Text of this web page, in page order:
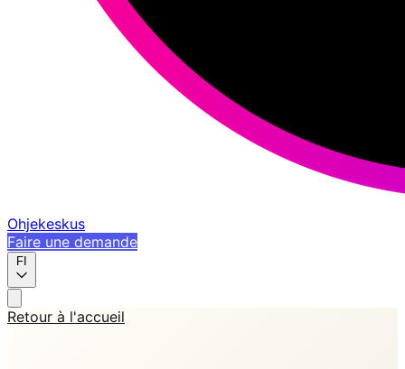
Ohjekeskus
Faire une demande
FI
Retour à l'accueil